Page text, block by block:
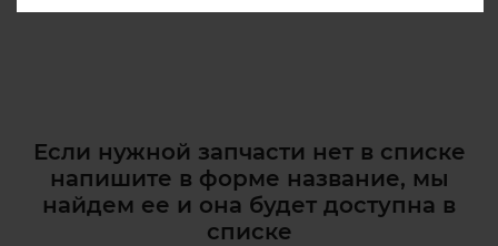
Если нужной запчасти нет в списке
напишите в форме название, мы
найдем ее и она будет доступна в
списке